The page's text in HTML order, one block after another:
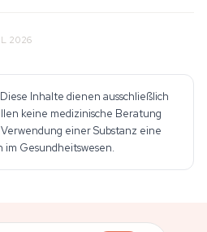
2026
Diese Inhalte dienen ausschließlich
keine medizinische Beratung
einer Substanz eine
Gesundheitswesen.